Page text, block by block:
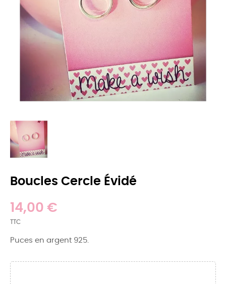
Boucles Cercle Évidé
14,00 €
TTC
Puces en argent 925.